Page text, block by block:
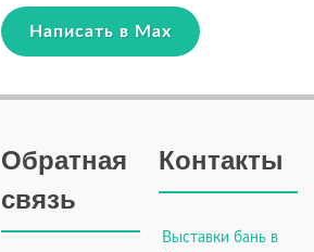
Написать в Max
Обратная
связь
Контакты
Выставки бань в